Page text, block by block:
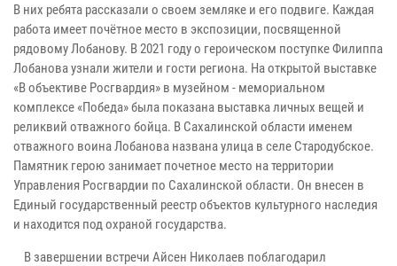
В них ребята рассказали о своем земляке и его подвиге. Каждая
работа имеет почётное место в экспозиции, посвященной
рядовому Лобанову. В 2021 году о героическом поступке Филиппа
Лобанова узнали жители и гости региона. На открытой выставке
«В объективе Росгвардия» в музейном - мемориальном
комплексе «Победа» была показана выставка личных вещей и
реликвий отважного бойца. В Сахалинской области именем
отважного воина Лобанова названа улица в селе Стародубское.
Памятник герою занимает почетное место на территории
Управления Росгвардии по Сахалинской области. Он внесен в
Единый государственный реестр объектов культурного наследия
и находится под охраной государства.
В завершении встречи Айсен Николаев поблагодарил